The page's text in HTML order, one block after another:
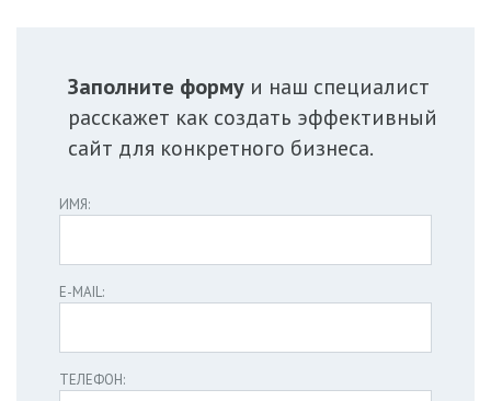
Заполните форму и наш специалист
расскажет как создать эффективный
сайт для конкретного бизнеса.
ИМЯ:
E-MAIL:
ТЕЛЕФОН: